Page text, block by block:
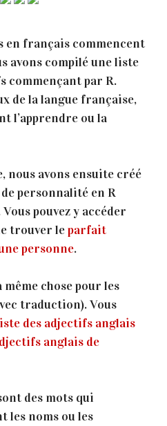
en français commencent
avons compilé une liste
commençant par R.
de la langue française,
l’apprendre ou la
nous avons ensuite créé
personnalité en R
pouvez y accéder
trouver leparfait
personne.
chose pour les
traduction). Vous
des adjectifs anglais
anglais de
des mots qui
les noms ou les